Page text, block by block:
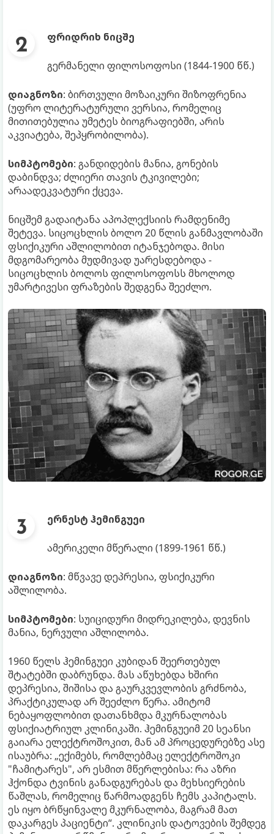
ფრიდრიხ ნიცშე
გერმანელი ფილოსოფოსი (1844-1900 წწ.)
დიაგნოზი: ბირთვული მოზაიკური შიზოფრენია
(უფრო ლიტერატურული ვერსია, რომელიც
მითითებულია უმეტეს ბიოგრაფიებში, არის
აკვიატება, შეპყრობილობა).
სიმპტომები: განდიდების მანია, გონების
დაბინდვა; ძლიერი თავის ტკივილები;
არაადეკვატური ქცევა.
ნიცშემ გადაიტანა აპოპლექსიის რამდენიმე
შეტევა. სიცოცხლის ბოლო 20 წლის განმავლობაში
ფსიქიკური აშლილობით იტანჯებოდა. მისი
მდგომარეობა მუდმივად უარესდებოდა -
სიცოცხლის ბოლოს ფილოსოფოსს მხოლოდ
უმარტივესი ფრაზების შედგენა შეეძლო.
ერნესტ ჰემინგუეი
ამერიკელი მწერალი (1899-1961 წწ.)
დიაგნოზი: მწვავე დეპრესია, ფსიქიკური
აშლილობა.
სიმპტომები: სუიციდური მიდრეკილება, დევნის
მანია, ნერვული აშლილობა.
1960 წელს ჰემინგუეი კუბიდან შეერთებულ
შტატებში დაბრუნდა. მას აწუხებდა ხშირი
დეპრესია, შიშისა და გაურკვევლობის გრძნობა,
პრაქტიკულად არ შეეძლო წერა. ამიტომ
ნებაყოფლობით დათანხმდა მკურნალობას
ფსიქიატრიულ კლინიკაში. ჰემინგუეიმ 20 სეანსი
გაიარა ელექტროშოკით, მან ამ პროცედურებზე ასე
ისაუბრა: „ექიმებს, რომლებმაც ელექტროშოკი
"ჩამიტარეს", არ ესმით მწერლებისა: რა აზრი
ჰქონდა ტვინის განადგურებას და მეხსიერების
წაშლას, რომელიც წარმოადგენს ჩემს კაპიტალს.
ეს იყო ბრწყინვალე მკურნალობა, მაგრამ მათ
დაკარგეს პაციენტი“. კლინიკის დატოვების შემდეგ